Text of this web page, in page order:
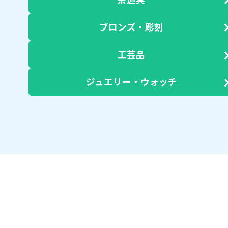
ブロンズ・彫刻
工芸品
ジュエリー・ウォッチ